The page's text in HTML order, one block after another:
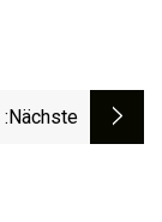
:nächste